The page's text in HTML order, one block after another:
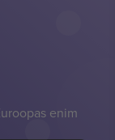
enim